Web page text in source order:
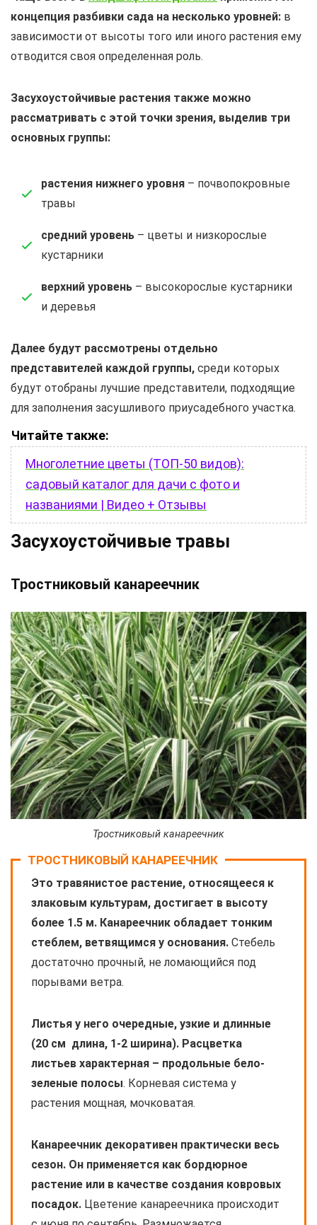
концепция разбивки сада на несколько уровней: в
зависимости от высоты того или иного растения ему
отводится своя определенная роль.
Засухоустойчивые растения также можно
рассматривать с этой точки зрения, выделив три
основных группы:
растения нижнего уровня – почвопокровные
травы
средний уровень – цветы и низкорослые
кустарники
верхний уровень – высокорослые кустарники
и деревья
Далее будут рассмотрены отдельно
представителей каждой группы, среди которых
будут отобраны лучшие представители, подходящие
для заполнения засушливого приусадебного участка.
Читайте также:
Многолетние цветы (ТОП-50 видов):
садовый каталог для дачи с фото и
названиями | Видео + Отзывы
Засухоустойчивые травы
Тростниковый канареечник
Тростниковый канареечник
ТРОСТНИКОВЫЙ КАНАРЕЕЧНИК
Это травянистое растение, относящееся к
злаковым культурам, достигает в высоту
более 1.5 м. Канареечник обладает тонким
стеблем, ветвящимся у основания. Стебель
достаточно прочный, не ломающийся под
порывами ветра.
Листья у него очередные, узкие и длинные
(20 см длина, 1-2 ширина). Расцветка
листьев характерная – продольные бело-
зеленые полосы. Корневая система у
растения мощная, мочковатая.
Канареечник декоративен практически весь
сезон. Он применяется как бордюрное
растение или в качестве создания ковровых
посадок. Цветение канареечника происходит